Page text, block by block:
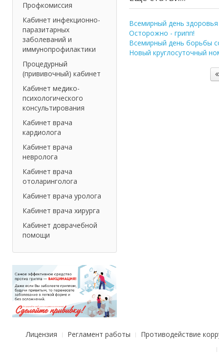
Всемирный день здоровья
Осторожно - грипп!
Всемирный день борьбы
Новый круглосуточный
Профкомиссия
Кабинет инфекционно-
паразитарных
заболеваний и
иммунопрофилактики
Процедурный
(прививочный) кабинет
Кабинет медико-
психологического
консультирования
Кабинет врача
кардиолога
Кабинет врача
невролога
Кабинет врача
отоларинголога
Кабинет врача уролога
Кабинет врача хирурга
Кабинет доврачебной
помощи
Лицензия Регламент работы Противодействие